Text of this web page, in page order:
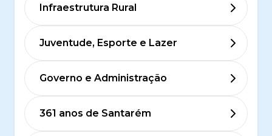
Infraestrutura Rural
Juventude, Esporte e Lazer
Governo e Administração
361 anos de Santarém